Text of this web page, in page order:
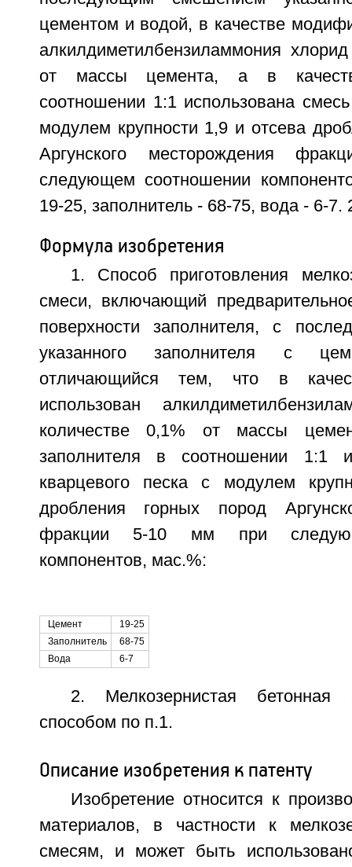
цементом и водой, в качестве
алкилдиметилбензиламмония
от массы цемента, а в
соотношении 1:1 использована
модулем крупности 1,9 и отсева
Аргунского месторождения
следующем соотношении
19-25, заполнитель - 68-75, вода - 6-
Формула изобретения
1. Способ приготовления
смеси, включающий
поверхности заполнителя, с
указанного заполнителя с
отличающийся тем, что в
использован
количестве 0,1% от массы
заполнителя в соотношении 1:1
кварцевого песка с модулем
дробления горных пород
фракции 5-10 мм при
компонентов, мас.%:
Цемент
19-25
Заполнитель
68-75
Вода
6-7
2. Мелкозернистая бетонная
способом по п.1.
Описание изобретения к патенту
Изобретение относится к
материалов, в частности к
смесям, и может быть